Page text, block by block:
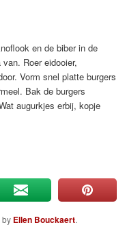
en de biber in de
Roer eidooier,
Vorm snel platte burgers
Bak de burgers
augurkjes erbij, kopje
by Ellen Bouckaert.